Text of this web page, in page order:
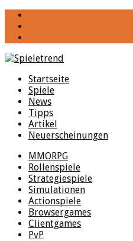
Startseite
Spiele
News
Tipps
Artikel
Neuerscheinungen
MMORPG
Rollenspiele
Strategiespiele
Simulationen
Actionspiele
Browsergames
Clientgames
PvP